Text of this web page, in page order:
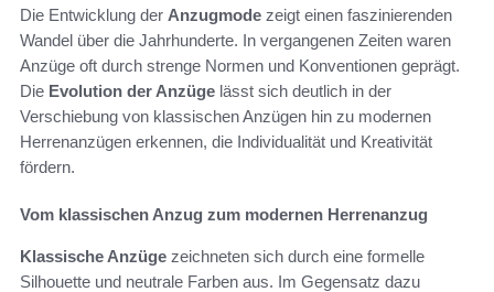
Die Entwicklung der Anzugmode zeigt einen faszinierenden
Wandel über die Jahrhunderte. In vergangenen Zeiten waren
Anzüge oft durch strenge Normen und Konventionen geprägt.
Die Evolution der Anzüge lässt sich deutlich in der
Verschiebung von klassischen Anzügen hin zu modernen
Herrenanzügen erkennen, die Individualität und Kreativität
fördern.
Vom klassischen Anzug zum modernen Herrenanzug
Klassische Anzüge zeichneten sich durch eine formelle
Silhouette und neutrale Farben aus. Im Gegensatz dazu